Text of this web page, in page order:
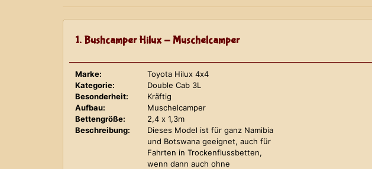
1. Bushcamper Hilux - Muschelcamper
Marke:
Toyota Hilux 4x4
Kategorie:
Double Cab 3L
Besonderheit:
Kräftig
Aufbau:
Muschelcamper
Bettengröße:
2,4 x 1,3m
Beschreibung:
Dieses Model ist für ganz Namibia
und Botswana geeignet, auch für
Fahrten in Trockenflussbetten,
wenn dann auch ohne